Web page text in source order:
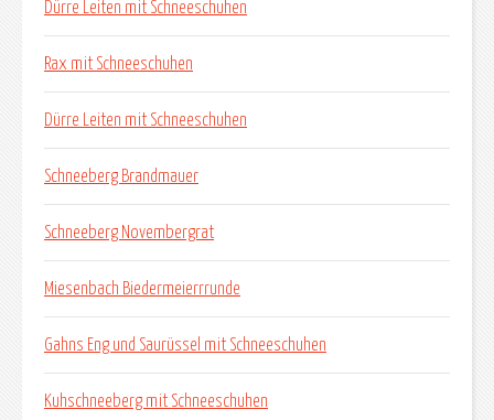
Dürre Leiten mit Schneeschuhen
Rax mit Schneeschuhen
Dürre Leiten mit Schneeschuhen
Schneeberg Brandmauer
Schneeberg Novembergrat
Miesenbach Biedermeierrrunde
Gahns Eng und Saurüssel mit Schneeschuhen
Kuhschneeberg mit Schneeschuhen